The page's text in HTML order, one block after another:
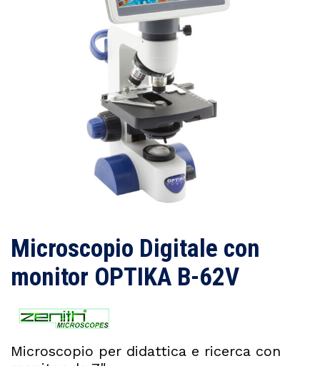
Microscopio Digitale con
monitor OPTIKA B-62V
Microscopio per didattica e ricerca con